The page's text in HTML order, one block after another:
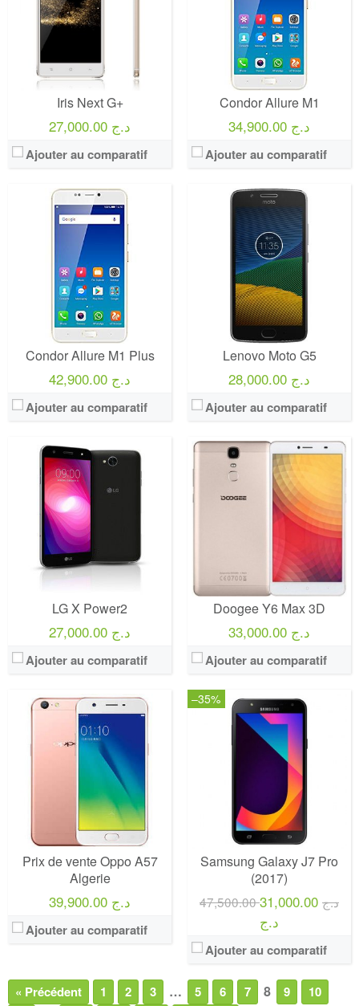
Iris Next G+
27,000.00 د.ج
Ajouter au comparatif
Condor Allure M1
34,900.00 د.ج
Ajouter au comparatif
Condor Allure M1 Plus
42,900.00 د.ج
Ajouter au comparatif
Lenovo Moto G5
28,000.00 د.ج
Ajouter au comparatif
LG X Power2
27,000.00 د.ج
Ajouter au comparatif
Doogee Y6 Max 3D
33,000.00 د.ج
Ajouter au comparatif
Prix de vente Oppo A57
Algerie
39,900.00 د.ج
Ajouter au comparatif
–35%
Samsung Galaxy J7 Pro
(2017)
47,500.00 د.ج 31,000.00
د.ج
Ajouter au comparatif
« Précédent 1 2 3 … 5 6 7 8 9
10